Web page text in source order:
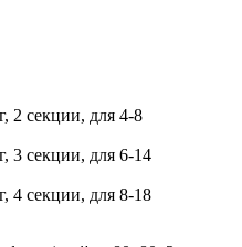
2 секции, для 4-8
3 секции, для 6-14
4 секции, для 8-18